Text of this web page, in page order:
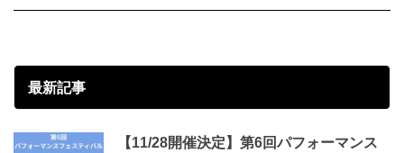
最新記事
【11/28開催決定】第6回パフォーマンス